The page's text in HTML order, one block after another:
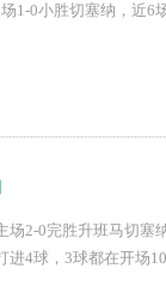
1-0小胜切塞纳，近6
2-0完胜升班马切塞
进4球，3球都在开场